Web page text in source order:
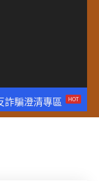
詐騙澄清專區
HOT